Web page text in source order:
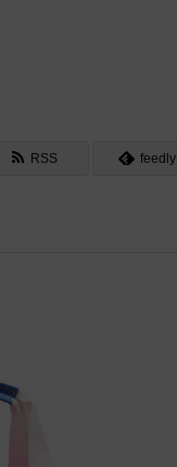
RSS feedly